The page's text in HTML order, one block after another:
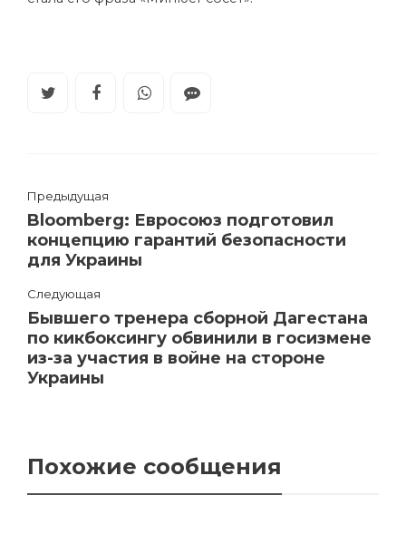
Предыдущая
Bloomberg: Евросоюз подготовил
концепцию гарантий безопасности
для Украины
Следующая
Бывшего тренера сборной Дагестана
по кикбоксингу обвинили в госизмене
из-за участия в войне на стороне
Украины
Похожие сообщения